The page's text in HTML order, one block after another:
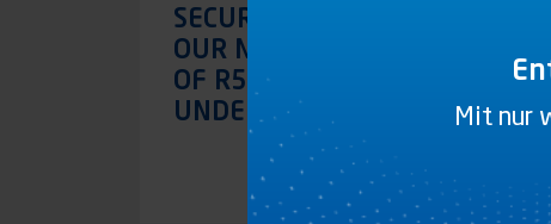
SECURE YOUR REARS WITH
OUR NEW COMPLETE RANGE
OF R58-03 APPROVED
UNDERRUN BARS
Mit nur